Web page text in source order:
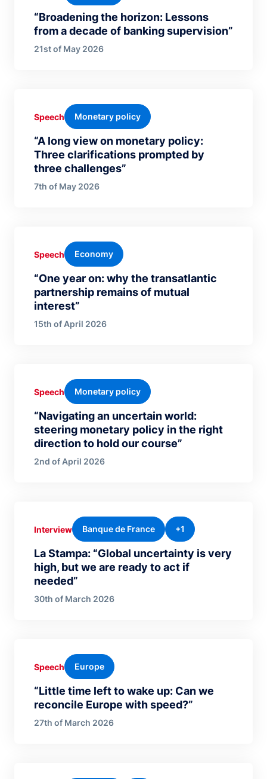
“Broadening the horizon: Lessons
from a decade of banking supervision”
21st of May 2026
“A long view on monetary policy:
Three clarifications prompted by
three challenges”
Speech Monetary policy
7th of May 2026
“One year on: why the transatlantic
partnership remains of mutual
interest”
Speech Economy
15th of April 2026
“Navigating an uncertain world:
steering monetary policy in the right
direction to hold our course”
Speech Monetary policy
2nd of April 2026
La Stampa: “Global uncertainty is very
high, but we are ready to act if
needed”
Interview Banque de France +1
30th of March 2026
“Little time left to wake up: Can we
reconcile Europe with speed?”
Speech Europe
27th of March 2026